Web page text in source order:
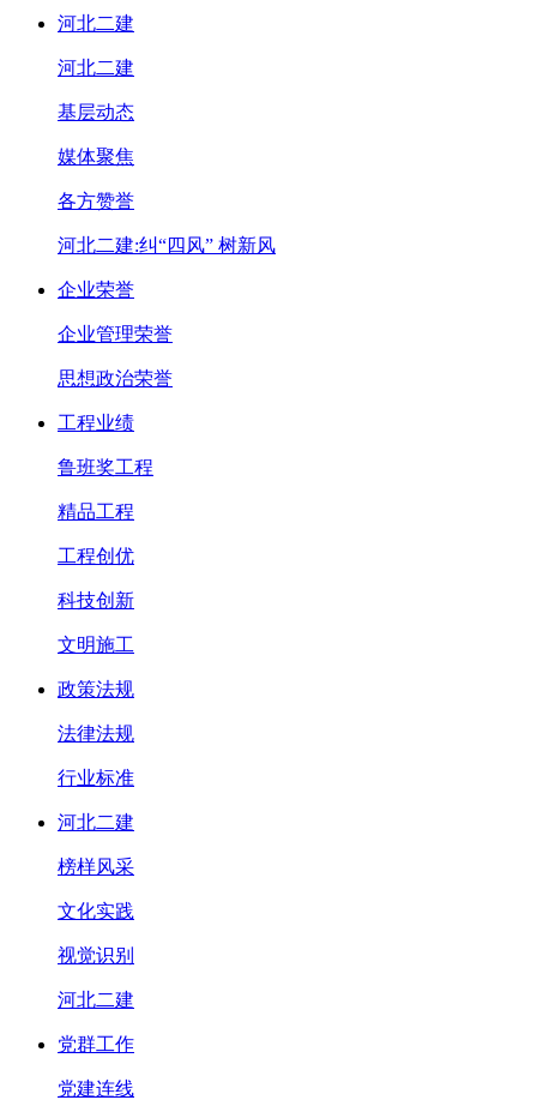
河北二建
河北二建
基层动态
媒体聚焦
各方赞誉
河北二建:纠“四风” 树新风
企业荣誉
企业管理荣誉
思想政治荣誉
工程业绩
鲁班奖工程
精品工程
工程创优
科技创新
文明施工
政策法规
法律法规
行业标准
河北二建
榜样风采
文化实践
视觉识别
河北二建
党群工作
党建连线